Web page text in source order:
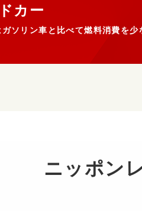
カー
ソリン車と比べて燃料消費を
ニッポン